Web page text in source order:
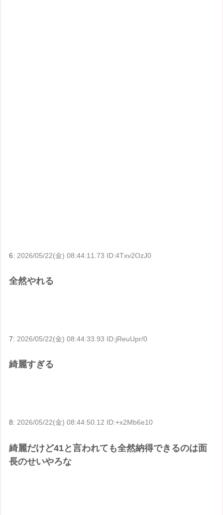
6: 2026/05/22(金) 08:44:11.73 ID:4Txv2OzJ0
全然やれる
7: 2026/05/22(金) 08:44:33.93 ID:jReuUpr/0
綺麗すぎる
8:2026/05/22(金) 08:44:50.12 ID:+x2Mb6e10
綺麗だけど41と言われても全然納得できるのは面
長のせいやろな